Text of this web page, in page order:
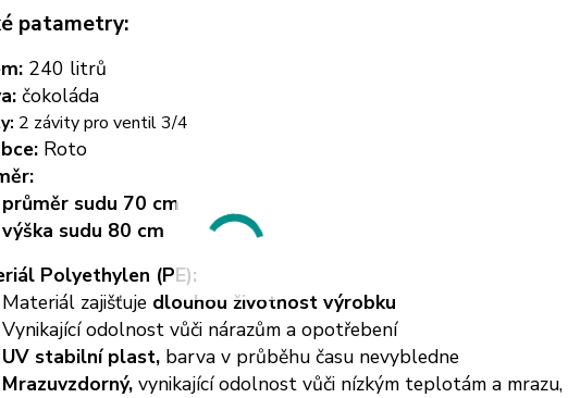
patametry:
240 litrů
čokoláda
2 závity pro ventil 3/4
Roto
průměr sudu 70 cm
výška sudu 80 cm
Polyethylen (PE):
Materiál zajišťuje dlouhou životnost výrobku
Vynikající odolnost vůči nárazům a opotřebení
UV stabilní plast, barva v průběhu času nevybledne
Mrazuvzdorný, vynikající odolnost vůči nízkým teplotám a mrazu,